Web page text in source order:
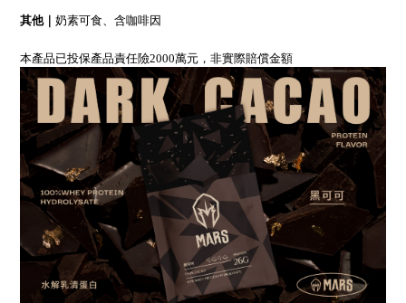
其他｜ 奶素可食、含咖啡因
本產品已投保產品責任險2000萬元 ，非實際賠償金額